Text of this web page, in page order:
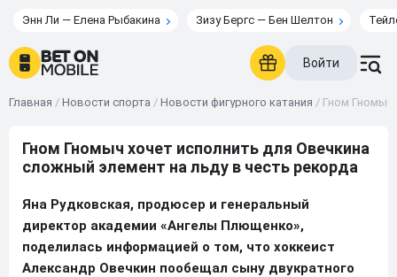
Энн Ли — Елена Рыбакина Зизу Бергс — Бен Шелтон
Войти
Главная / Новости спорта / Новости фигурного катания / Гном Гномыч
Гном Гномыч хочет исполнить для Овечкина
сложный элемент на льду в честь рекорда
Яна Рудковская, продюсер и генеральный
директор академии «Ангелы Плющенко»,
поделилась информацией о том, что хоккеист
Александр Овечкин пообещал сыну двукратного